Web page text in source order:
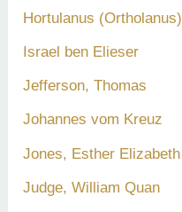
Hortulanus (Ortholanus)
Israel ben Elieser
Jefferson, Thomas
Johannes vom Kreuz
Jones, Esther Elizabeth
Judge, William Quan